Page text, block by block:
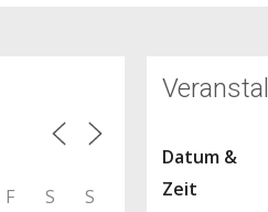
F S S
Datum &
Zeit